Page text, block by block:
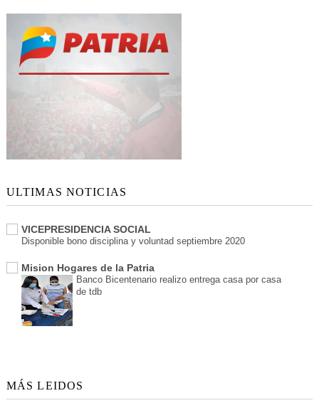
ULTIMAS NOTICIAS
VICEPRESIDENCIA SOCIAL
Disponible bono disciplina y voluntad septiembre 2020
Mision Hogares de la Patria
Banco Bicentenario realizo entrega casa por casa
de tdb
MÁS LEIDOS